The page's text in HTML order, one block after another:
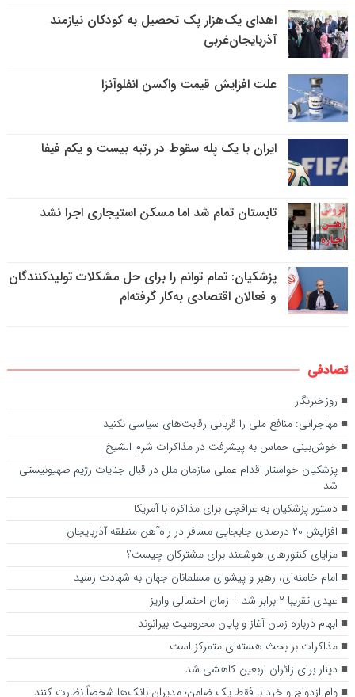
اهدای یک‌هزار پک تحصیل به کودکان نیازمند
آذربایجان‌غربی
علت افزایش قیمت واکسن انفلوآنزا
ایران با یک پله سقوط در رتبه بیست و یکم فیفا
تابستان تمام شد اما مسکن استیجاری اجرا نشد
پزشکیان: تمام توانم را برای حل مشکلات تولیدکنندگان
و فعالان اقتصادی به‌کار گرفته‌ام
تصادفی
روزخبرنگار
مهاجرانی: منافع ملی را قربانی رقابت‌های سیاسی نکنید
خوش‌بینی حماس به پیشرفت در مذاکرات شرم الشیخ
پزشکیان خواستار اقدام عملی سازمان ملل در قبال جنایات رژیم صهیونیستی
شد
دستور پزشکیان به عراقچی برای مذاکره با آمریکا
افزایش ۲۰ درصدی جابجایی مسافر در راه‌آهن منطقه آذربایجان
مزایای کنتورهای هوشمند برای مشترکان چیست؟
امام خامنه‌ای، رهبر و پیشوای مسلمانان جهان به شهادت رسید
عیدی تقریبا ۲ برابر شد + زمان احتمالی واریز
ابهام درباره زمان آغاز و پایان محرومیت بیرانوند
مذاکرات بر بحث هسته‌ای متمرکز است
دینار برای زائران اربعین کاهشی شد
وام ازدواج و خرد با فقط یک ضامن؛ مدیران بانک‌ها شخصاً نظارت کنند